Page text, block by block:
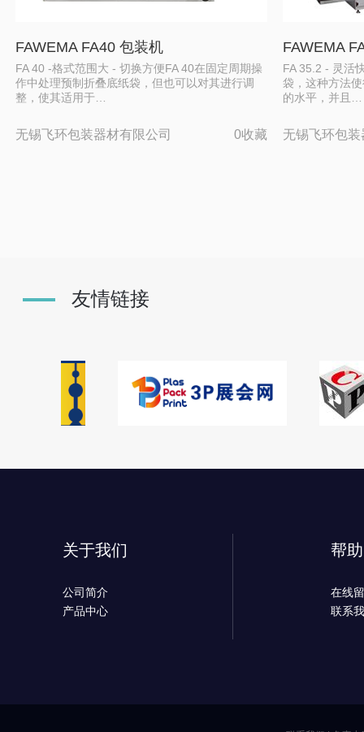
FAWEMA FA40 包装机
FA 40 -格式范围大 - 切换方便FA 40在固定周期操
作中处理预制折叠底纸袋，但也可以对其进行调
整，使其适用于…
无锡飞环包装器材有限公司 0收藏
FAWEMA
FA 35.2 - 灵活
袋，这种方法
的水平，并且…
无锡飞环包
友情链接
关于我们
公司简介
产品中心
帮
在线
联系